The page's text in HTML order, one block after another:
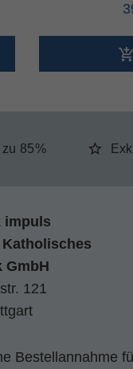
85%
impuls
Katholisches
GmbH
121
Bestellannahme